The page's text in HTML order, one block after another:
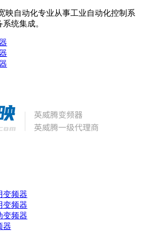
映自动化专业从事工业自动化控制系
统集成。
变频器
变频器
变频器
器